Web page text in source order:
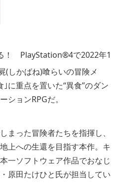
！ PlayStation®4で2022年1
(しかばね)喰らいの冒険メ
に重点を置いた“異食”のダン
ションRPGだ。
まった冒険者たちを指揮し、
上への生還を目指す本作。キ
一ソフトウェア作品でおなじ
原田たけひと氏が担当してい